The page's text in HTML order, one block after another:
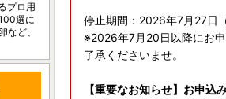
停止期間：2026年7月27日
※2026年7月20日以降にお
了承くださいませ。
【重要なお知らせ】お申込
プロ用
選に
など、